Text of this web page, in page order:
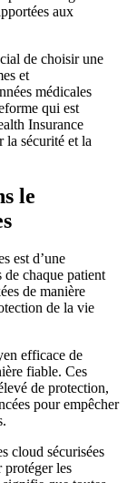
aux
de choisir une
et
médicales
qui est
Insurance
sécurité et la
le
est d’une
chaque patient
de manière
de la vie
efficace de
fiable. Ces
de protection,
pour empêcher
cloud sécurisées
protéger les